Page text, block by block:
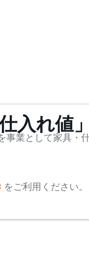
入れ値
事業として家具・
をご利用ください。